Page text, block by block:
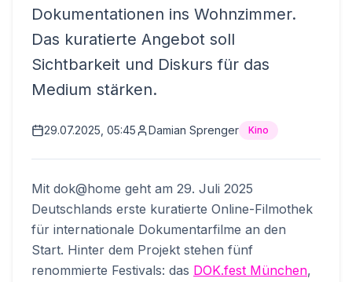
Dokumentationen ins Wohnzimmer.
Das kuratierte Angebot soll
Sichtbarkeit und Diskurs für das
Medium stärken.
29.07.2025, 05:45 Damian Sprenger Kino
Mit dok@home geht am 29. Juli 2025
Deutschlands erste kuratierte Online-Filmothek
für internationale Dokumentarfilme an den
Start. Hinter dem Projekt stehen fünf
renommierte Festivals: das DOK.fest München,